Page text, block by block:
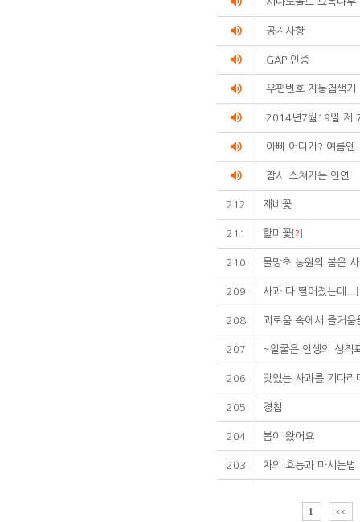
volume_up 공지사항
volume_up GAP 인증
volume_up 우편번호 자동검
volume_up 2014년7월19일 제
volume_up 아빠 어디가? 여름엔
volume_up 잠시 스쳐가는 인연
212 제비꽃
211 할미꽃 2
210 물망초 농원의 봄은
209 사과 다 떨어졌는데...
208 괴로움 속에서 즐거움
207 ~얼굴은 인생의 성적
206 맛있는 사과를 기다리
205 경칩
204 봄이 왔어요
203 차의 효능과 마시는법
1 <<